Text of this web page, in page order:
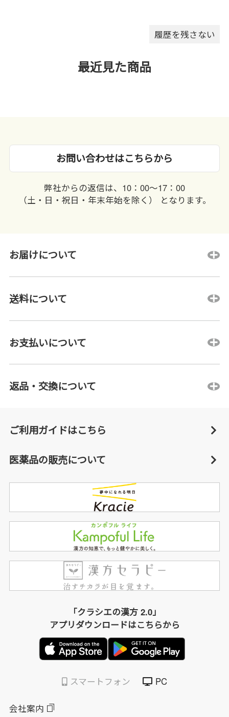
履歴を残さない
最近見た商品
お問い合わせはこちらから
弊社からの返信は、10：00〜17：00
（土・日・祝日・年末年始を除く） となります。
お届けについて
送料について
お支払いについて
返品・交換について
ご利用ガイドはこちら
医薬品の販売について
「クラシエの漢方 2.0」
アプリダウンロードはこちらから
スマートフォン PC
会社案内